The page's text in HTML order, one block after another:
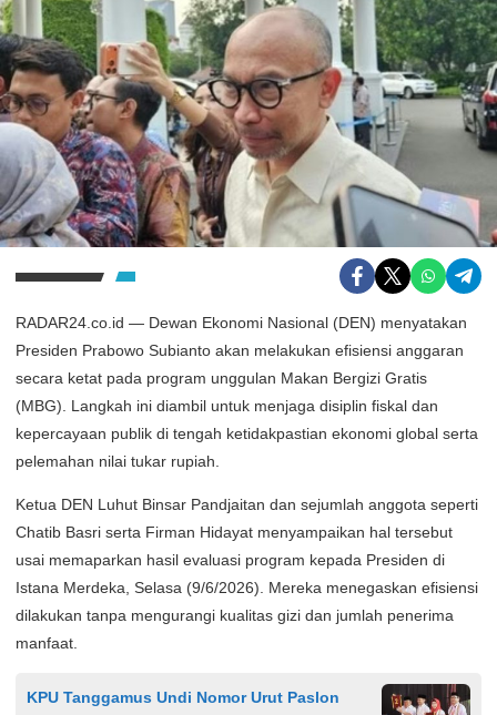
RADAR24.co.id — Dewan Ekonomi Nasional (DEN) menyatakan
Presiden Prabowo Subianto akan melakukan efisiensi anggaran
secara ketat pada program unggulan Makan Bergizi Gratis
(MBG). Langkah ini diambil untuk menjaga disiplin fiskal dan
kepercayaan publik di tengah ketidakpastian ekonomi global serta
pelemahan nilai tukar rupiah.
Ketua DEN Luhut Binsar Pandjaitan dan sejumlah anggota seperti
Chatib Basri serta Firman Hidayat menyampaikan hal tersebut
usai memaparkan hasil evaluasi program kepada Presiden di
Istana Merdeka, Selasa (9/6/2026). Mereka menegaskan efisiensi
dilakukan tanpa mengurangi kualitas gizi dan jumlah penerima
manfaat.
KPU Tanggamus Undi Nomor Urut Paslon